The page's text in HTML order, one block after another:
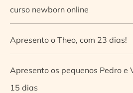
curso newborn online
Apresento o Theo, com 23 dias!
Apresento os pequenos Pedro e
15 dias